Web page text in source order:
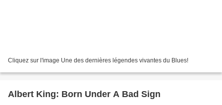
Cliquez sur l'image Une des dernières légendes vivantes du Blues!
Albert King: Born Under A Bad Sign